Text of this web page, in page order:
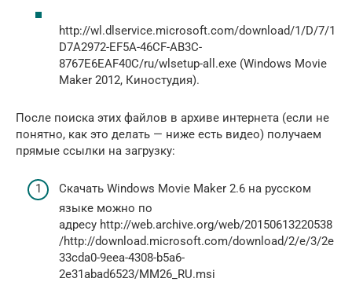
http://wl.dlservice.microsoft.com/download/1/D/7/1
D7A2972-EF5A-46CF-AB3C-
8767E6EAF40C/ru/wlsetup-all.exe (Windows Movie
Maker 2012, Киностудия).
После поиска этих файлов в архиве интернета (если не
понятно, как это делать — ниже есть видео) получаем
прямые ссылки на загрузку:
Скачать Windows Movie Maker 2.6 на русском
языке можно по
адресу http://web.archive.org/web/20150613220538
/http://download.microsoft.com/download/2/e/3/2e
33cda0-9eea-4308-b5a6-
2e31abad6523/MM26_RU.msi